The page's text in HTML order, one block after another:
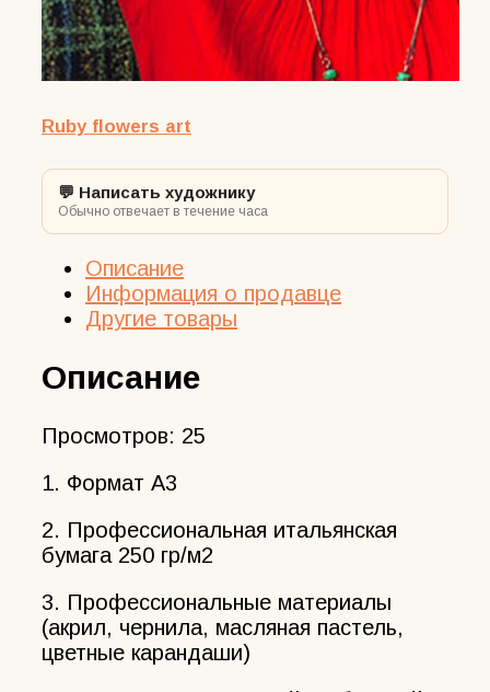
Ruby flowers art
💬 Написать художнику
Обычно отвечает в течение часа
Описание
Информация о продавце
Другие товары
Описание
Просмотров: 25
1. Формат А3
2. Профессиональная итальянская
бумага 250 гр/м2
3. Профессиональные материалы
(акрил, чернила, масляная пастель,
цветные карандаши)